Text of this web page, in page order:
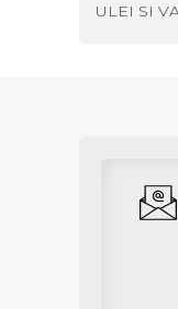
ULEI SI